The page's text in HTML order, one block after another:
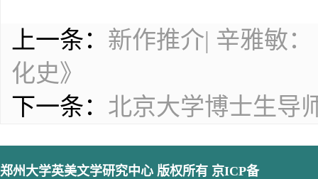
上一条： 新作推介| 辛雅敏
化史》
下一条： 北京大学博士生导
郑州大学英美文学研究中心 版权所有 京ICP备